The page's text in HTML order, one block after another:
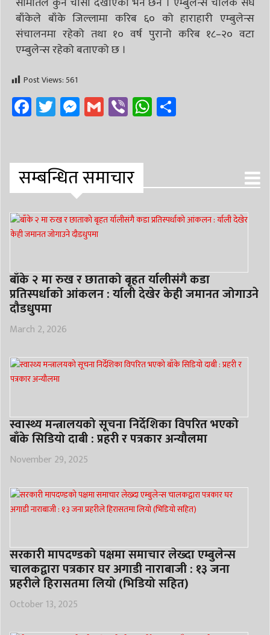
बाँकेले बाँके जिल्लामा करिब ६० को हाराहारी एम्बुलेन्स
संचालनमा रहेको तथा १० वर्ष पुरानो करिब १८–२० वटा
एम्बुलेन्स रहेको बताएको छ ।
Post Views:561
Facebook
Twitter
Messenger
GmailViberWhatsApp
सम्बन्धित समाचार
बाँके २ मा रुख र छाताको बृहत र्यालीसंगै कडा
प्रतिस्पर्धाको आंकलन : र्याली देखेर केही जमानत जोगाउने
दौडधुपमा
March 2, 2026
स्वास्थ्य मन्त्रालयको सूचना निर्देशिका विपरित भएको
बाँके सिडियो दाबी : प्रहरी र पत्रकार अन्यौलमा
November 29, 2025
सरकारी मापदण्डको पक्षमा समाचार लेख्दा एम्बुलेन्स
चालकद्वारा पत्रकार घर अगाडी नाराबाजी : १३ जना
प्रहरीले हिरासतमा लियो (भिडियो सहित)
October 13, 2025